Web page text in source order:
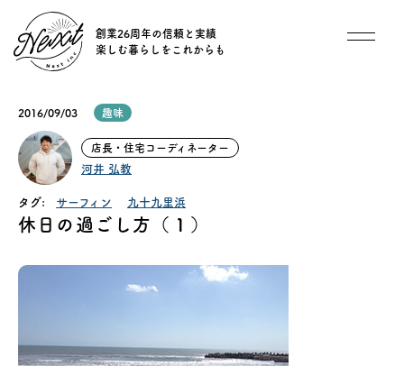
創業26周年の信頼と実績
楽しむ暮らしをこれからも
住宅商品
イベント
ごあいさつ
2016/09/03 趣味
店長・住宅コーディネーター
河井 弘教
タグ: サーフィン 九十九里浜
休日の過ごし方（１）